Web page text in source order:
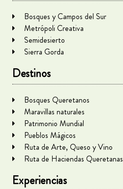
Bosques y Campos del Sur
Metrópoli Creativa
Semidesierto
Sierra Gorda
Destinos
Bosques Queretanos
Maravillas naturales
Patrimonio Mundial
Pueblos Mágicos
Ruta de Arte, Queso y Vino
Ruta de Haciendas Queretanas
Experiencias